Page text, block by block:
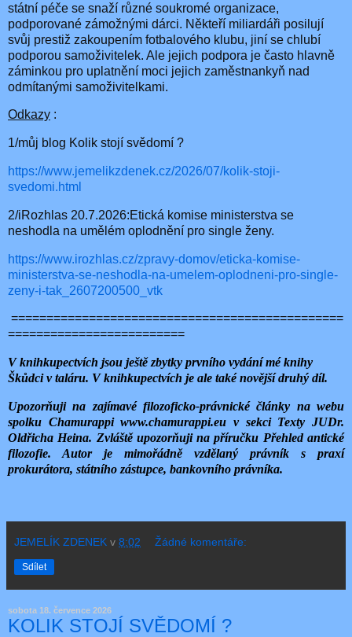
státní péče se snaží různé soukromé organizace,
podporované zámožnými dárci. Někteří miliardáři posilují
svůj prestiž zakoupením fotbalového klubu, jiní se chlubí
podporou samoživitelek. Ale jejich podpora je často hlavně
záminkou pro uplatnění moci jejich zaměstnankyň nad
odmítanými samoživitelkami.
Odkazy :
1/můj blog Kolik stojí svědomí ?
https://www.jemelikzdenek.cz/2026/07/kolik-stoji-
svedomi.html
2/iRozhlas 20.7.2026:Etická komise ministerstva se
neshodla na umělém oplodnění pro single ženy.
https://www.irozhlas.cz/zpravy-domov/eticka-komise-
ministerstva-se-neshodla-na-umelem-oplodneni-pro-single-
zeny-i-tak_2607200500_vtk
===============================================
=========================
V knihkupectvích jsou ještě zbytky prvního vydání mé knihy
Škůdci v taláru. V knihkupectvích je ale také novější druhý díl.
Upozorňuji na zajímavé filozoficko-právnické články na webu
spolku Chamurappi www.chamurappi.eu v sekci Texty JUDr.
Oldřicha Heina. Zvláště upozorňuji na příručku Přehled antické
filozofie. Autor je mimořádně vzdělaný právník s praxí
prokurátora, státního zástupce, bankovního právníka.
JEMELÍK ZDENEK v 8:02 Žádné komentáře:
Sdílet
sobota 18. července 2026
KOLIK STOJÍ SVĚDOMÍ ?